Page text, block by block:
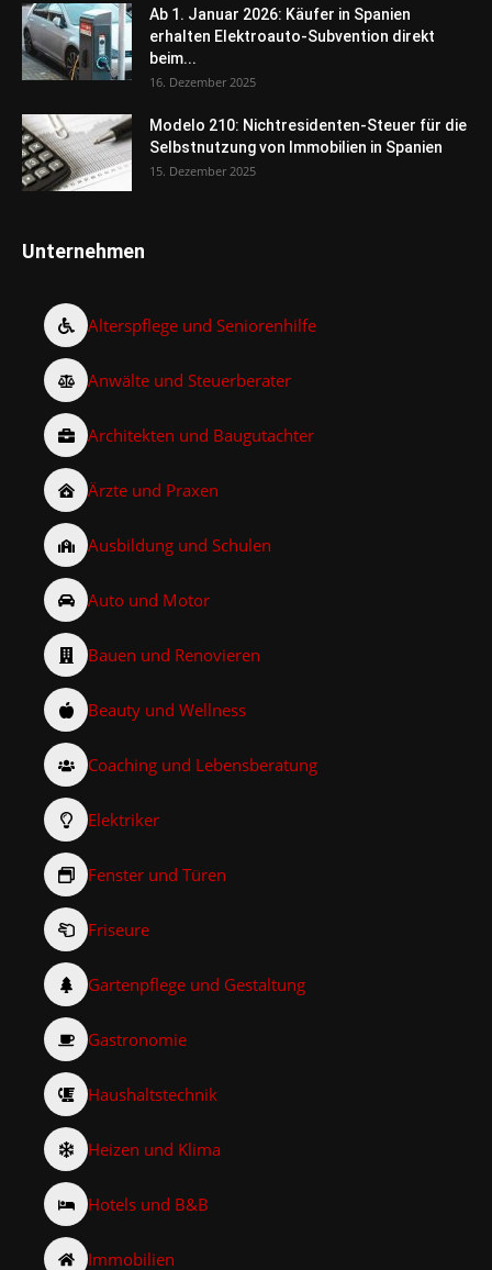
Ab 1. Januar 2026: Käufer in Spanien
erhalten Elektroauto-Subvention direkt
beim...
16. Dezember 2025
Modelo 210: Nichtresidenten-Steuer für die
Selbstnutzung von Immobilien in Spanien
15. Dezember 2025
Unternehmen
Alterspflege und Seniorenhilfe
Anwälte und Steuerberater
Architekten und Baugutachter
Ärzte und Praxen
Ausbildung und Schulen
Auto und Motor
Bauen und Renovieren
Beauty und Wellness
Coaching und Lebensberatung
Elektriker
Fenster und Türen
Friseure
Gartenpflege und Gestaltung
Gastronomie
Haushaltstechnik
Heizen und Klima
Hotels und B&B
Immobilien